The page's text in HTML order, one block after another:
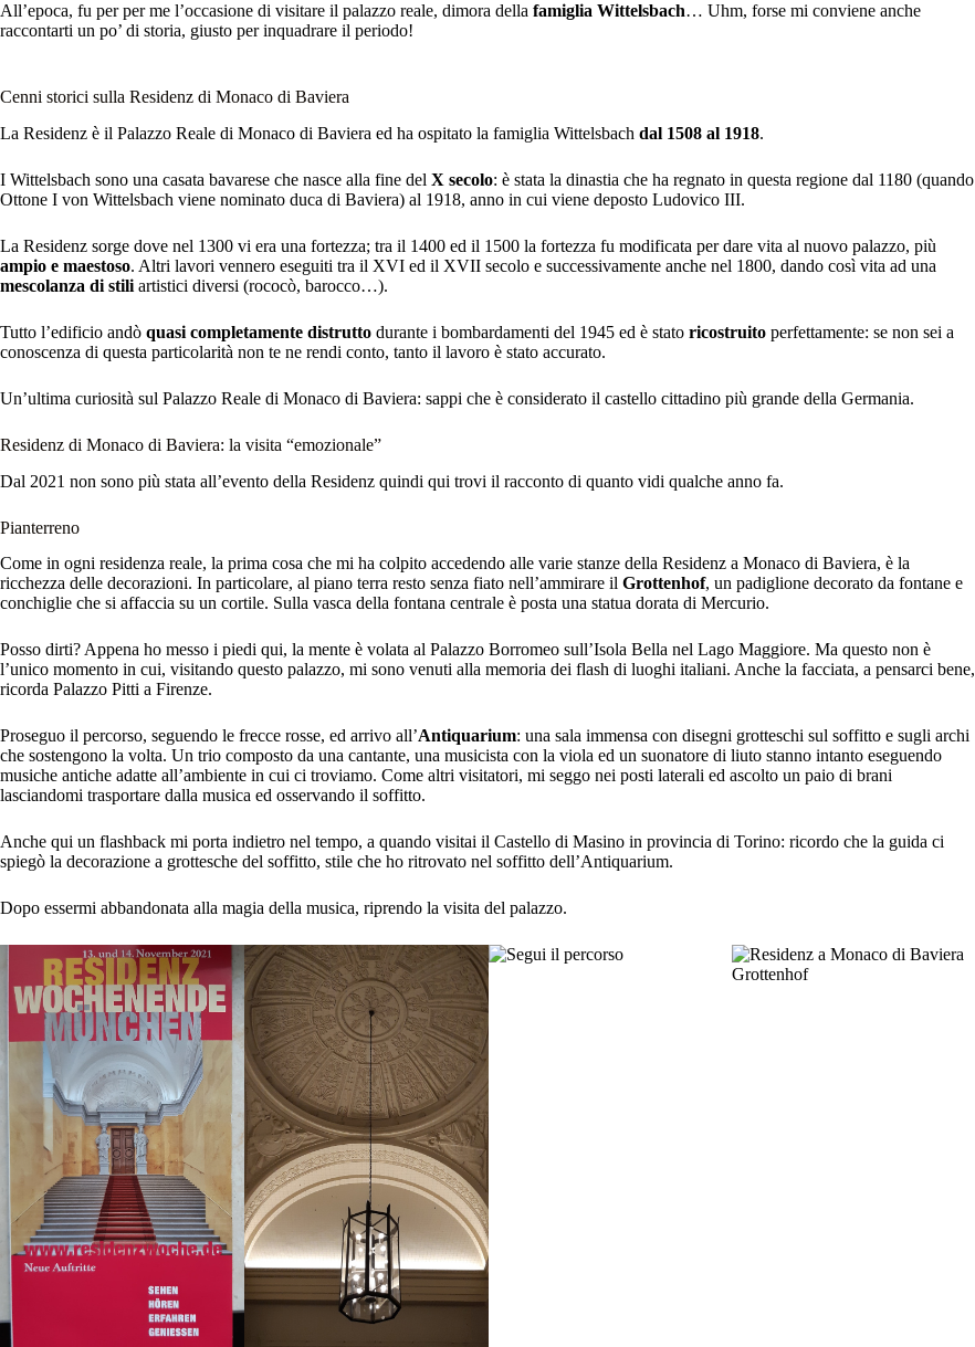
All’epoca, fu per per me l’occasione di visitare il palazzo reale, dimora della famiglia Wittelsbach… Uhm, forse mi conviene anche
raccontarti un po’ di storia, giusto per inquadrare il periodo!
Cenni storici sulla Residenz di Monaco di Baviera
La Residenz è il Palazzo Reale di Monaco di Baviera ed ha ospitato la famiglia Wittelsbach dal 1508 al 1918.
I Wittelsbach sono una casata bavarese che nasce alla fine del X secolo: è stata la dinastia che ha regnato in questa regione dal 1180 (quando
Ottone I von Wittelsbach viene nominato duca di Baviera) al 1918, anno in cui viene deposto Ludovico III.
La Residenz sorge dove nel 1300 vi era una fortezza; tra il 1400 ed il 1500 la fortezza fu modificata per dare vita al nuovo palazzo, più
ampio e maestoso. Altri lavori vennero eseguiti tra il XVI ed il XVII secolo e successivamente anche nel 1800, dando così vita ad una
mescolanza di stili artistici diversi (rococò, barocco…).
Tutto l’edificio andò quasi completamente distrutto durante i bombardamenti del 1945 ed è stato ricostruito perfettamente: se non sei a
conoscenza di questa particolarità non te ne rendi conto, tanto il lavoro è stato accurato.
Un’ultima curiosità sul Palazzo Reale di Monaco di Baviera: sappi che è considerato il castello cittadino più grande della Germania.
Residenz di Monaco di Baviera: la visita “emozionale”
Dal 2021 non sono più stata all’evento della Residenz quindi qui trovi il racconto di quanto vidi qualche anno fa.
Pianterreno
Come in ogni residenza reale, la prima cosa che mi ha colpito accedendo alle varie stanze della Residenz a Monaco di Baviera, è la
ricchezza delle decorazioni. In particolare, al piano terra resto senza fiato nell’ammirare il Grottenhof, un padiglione decorato da fontane e
conchiglie che si affaccia su un cortile. Sulla vasca della fontana centrale è posta una statua dorata di Mercurio.
Posso dirti? Appena ho messo i piedi qui, la mente è volata al Palazzo Borromeo sull’Isola Bella nel Lago Maggiore. Ma questo non è
l’unico momento in cui, visitando questo palazzo, mi sono venuti alla memoria dei flash di luoghi italiani. Anche la facciata, a pensarci bene,
ricorda Palazzo Pitti a Firenze.
Proseguo il percorso, seguendo le frecce rosse, ed arrivo all’Antiquarium: una sala immensa con disegni grotteschi sul soffitto e sugli archi
che sostengono la volta. Un trio composto da una cantante, una musicista con la viola ed un suonatore di liuto stanno intanto eseguendo
musiche antiche adatte all’ambiente in cui ci troviamo. Come altri visitatori, mi seggo nei posti laterali ed ascolto un paio di brani
lasciandomi trasportare dalla musica ed osservando il soffitto.
Anche qui un flashback mi porta indietro nel tempo, a quando visitai il Castello di Masino in provincia di Torino: ricordo che la guida ci
spiegò la decorazione a grottesche del soffitto, stile che ho ritrovato nel soffitto dell’Antiquarium.
Dopo essermi abbandonata alla magia della musica, riprendo la visita del palazzo.